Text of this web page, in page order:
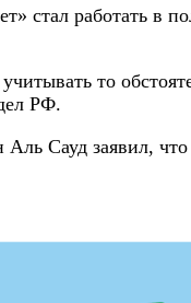
стал работать в
то
РФ.
Сауд заявил,